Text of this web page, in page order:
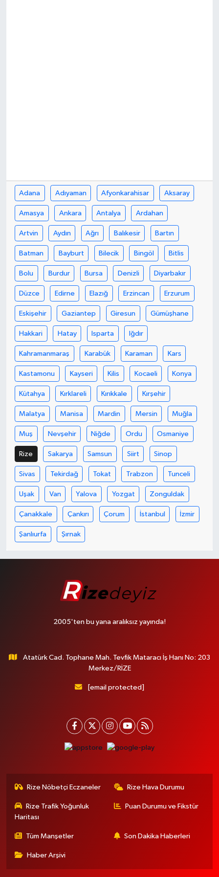
Adana Adıyaman Afyonkarahisar Aksaray
Amasya Ankara Antalya Ardahan
Artvin Aydın Ağrı Balıkesir Bartın
Batman Bayburt Bilecik Bingöl Bitlis
Bolu Burdur Bursa Denizli Diyarbakır
Düzce Edirne Elazığ Erzincan Erzurum
Eskişehir Gaziantep Giresun Gümüşhane
Hakkari Hatay Isparta Iğdır
Kahramanmaraş Karabük Karaman Kars
Kastamonu Kayseri Kilis Kocaeli Konya
Kütahya Kırklareli Kırıkkale Kırşehir
Malatya Manisa Mardin Mersin Muğla
Muş Nevşehir Niğde Ordu Osmaniye
Rize Sakarya Samsun Siirt Sinop
Sivas Tekirdağ Tokat Trabzon Tunceli
Uşak Van Yalova Yozgat Zonguldak
Çanakkale Çankırı Çorum İstanbul İzmir
Şanlıurfa Şırnak
2005'ten bu yana aralıksız yayında!
Atatürk Cad. Tophane Mah. Tevfik Mataracı İş Hanı No: 203
Merkez/RİZE
[email protected]
Rize Nöbetçi Eczaneler Rize Hava Durumu
Rize Trafik Yoğunluk
Haritası
Puan Durumu ve Fikstür
Tüm Manşetler Son Dakika Haberleri
Haber Arşivi